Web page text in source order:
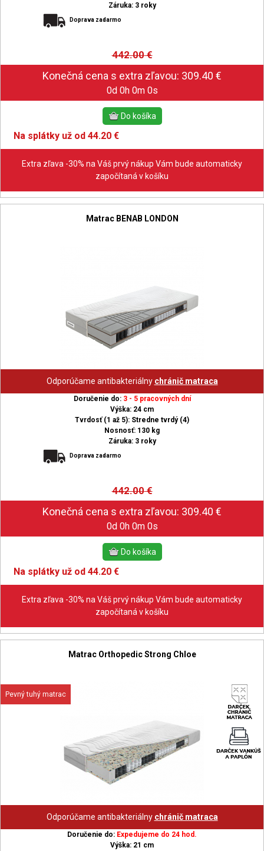
Záruka: 3 roky
Doprava zadarmo
442.00€
0d 0h 0m 0s
Na splátky už od 44.20 €
Extra zľava -30% na Váš prvý nákup Vám bude automaticky
započítaná v košíku
Matrac BENAB LONDON
Odporúčame antibakteriálny chránič matraca
Doručenie do: 3 - 5 pracovných dní
Výška: 24 cm
Tvrdosť (1 až 5): Stredne tvrdý (4)
Nosnosť: 130 kg
Záruka: 3 roky
Doprava zadarmo
442.00€
0d 0h 0m 0s
Na splátky už od 44.20 €
Extra zľava -30% na Váš prvý nákup Vám bude automaticky
započítaná v košíku
Matrac Orthopedic Strong Chloe
Pevný tuhý matrac
Odporúčame antibakteriálny chránič matraca
Doručenie do: Expedujeme do 24 hod.
Výška: 21 cm